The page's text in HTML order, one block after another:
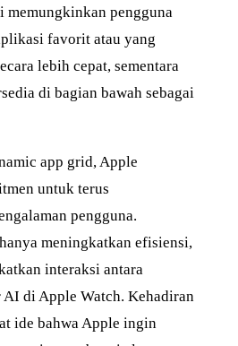
pengguna
favorit atau yang
lebih cepat, sementara
di bagian bawah sebagai
app grid, Apple
untuk terus
pengguna.
meningkatkan efisiensi,
interaksi antara
di Apple Watch. Kehadiran
ide bahwa Apple ingin